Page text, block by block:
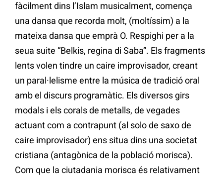
fàcilment dins l’Islam musicalment, comença
una dansa que recorda molt, (moltíssim) a la
mateixa dansa que emprà O. Respighi per a la
seua suite “Belkis, regina di Saba”. Els fragments
lents volen tindre un caire improvisador, creant
un paral·lelisme entre la música de tradició oral
amb el discurs programàtic. Els diversos girs
modals i els corals de metalls, de vegades
actuant com a contrapunt (al solo de saxo de
caire improvisador) ens situa dins una societat
cristiana (antagònica de la població morisca).
Com que la ciutadania morisca és relativament